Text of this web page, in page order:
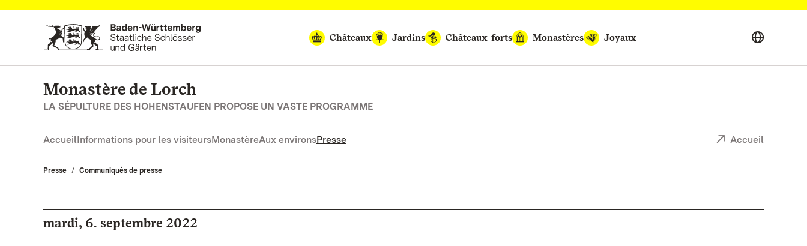
Vers la page d’accueil
Châteaux
Jardins Châteaux-forts Monastères Joyaux
Monastère de Lorch
LA SÉPULTURE DES HOHENSTAUFEN PROPOSE UN VASTE PROGRAMME
AccueilInformations pour les visiteursMonastèreAux environsPresse Accueil
Presse Communiqués de presse
mardi, 6. septembre 2022